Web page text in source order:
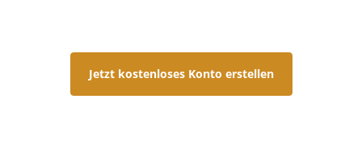
Jetzt kostenloses Konto erstellen